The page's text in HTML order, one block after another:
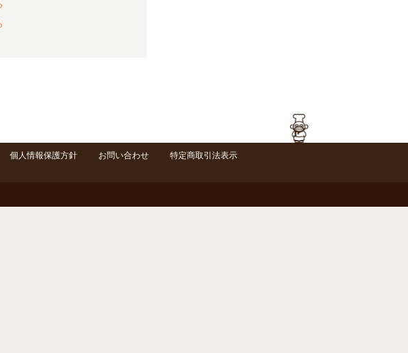
個人情報保護方針 お問い合わせ 特定商取引法表示